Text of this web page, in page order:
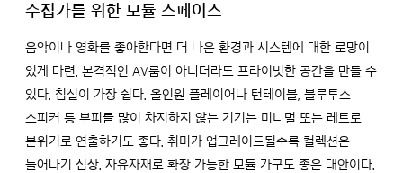
수집가를 위한 모듈 스페이스
음악이나 영화를 좋아한다면 더 나은 환경과 시스템에 대한 로망이
있게 마련. 본격적인 AV룸이 아니더라도 프라이빗한 공간을 만들 수
있다. 침실이 가장 쉽다. 올인원 플레이어나 턴테이블, 블루투스
스피커 등 부피를 많이 차지하지 않는 기기는 미니멀 또는 레트로
분위기로 연출하기도 좋다. 취미가 업그레이드될수록 컬렉션은
늘어나기 십상. 자유자재로 확장 가능한 모듈 가구도 좋은 대안이다.